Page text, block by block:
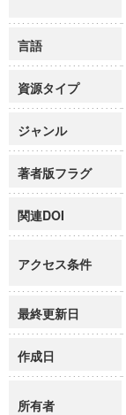
言語
資源タイプ
ジャンル
著者版フラグ
関連DOI
アクセス条件
最終更新日
作成日
所有者